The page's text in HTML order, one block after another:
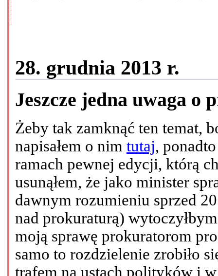
28. grudnia 2013 r.
Jeszcze jedna uwaga o
Żeby tak zamknąć ten temat,
napisałem o nim tutaj,
ramach pewnej edycji, którą
usunąłem, że jako minister
dawnym rozumieniu sprzed
nad prokuraturą)
moją sprawę prokuratorom
samo to rozdzielenie zrobiło
trafem na ustach polityków i